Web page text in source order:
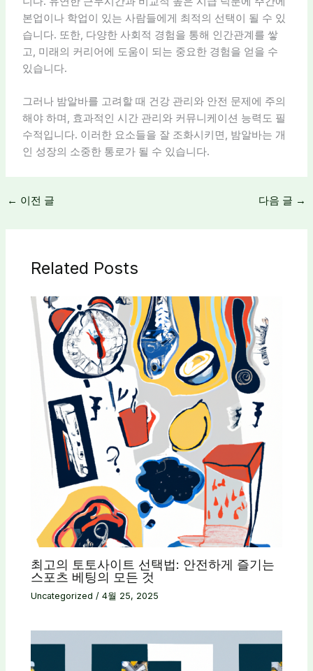
본업이나 학업이 있는 사람들에게 최적의 선택이 될 수 있
습니다. 또한, 다양한 사회적 경험을 통해 인간관계를 쌓
고, 미래의 커리어에 도움이 되는 중요한 경험을 얻을 수
있습니다.
그러나 밤알바를 고려할 때 건강 관리와 안전 문제에 주의
해야 하며, 효과적인 시간 관리와 커뮤니케이션 능력도 필
수적입니다. 이러한 요소들을 잘 조화시키면, 밤알바는 개
인 성장의 소중한 통로가 될 수 있습니다.
← 이전 글 다음 글 →
Related Posts
최고의 토토사이트 선택법: 안전하게 즐기는
스포츠 베팅의 모든 것
Uncategorized /4월 25, 2025